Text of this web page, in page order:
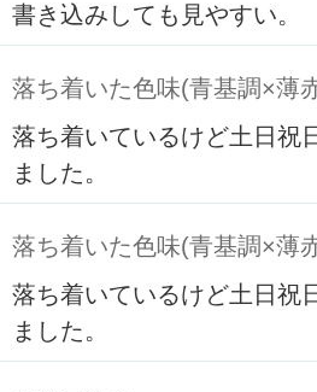
書き込みしても見やすい。
落ち着いた色味(青基調×薄
落ち着いているけど土日祝
ました。
落ち着いた色味(青基調×薄
落ち着いているけど土日祝
ました。